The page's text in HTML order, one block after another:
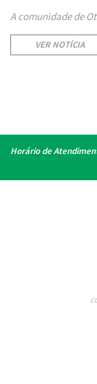
A comunidade de
VER NOTÍCIA
Horário de